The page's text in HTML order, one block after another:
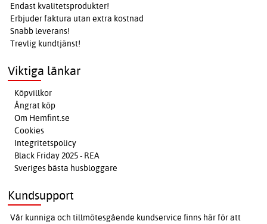
Endast kvalitetsprodukter!
Erbjuder faktura utan extra kostnad
Snabb leverans!
Trevlig kundtjänst!
Viktiga länkar
Köpvillkor
Ångrat köp
Om Hemfint.se
Cookies
Integritetspolicy
Black Friday 2025 - REA
Sveriges bästa husbloggare
Kundsupport
Vår kunniga och tillmötesgående kundservice finns här för att